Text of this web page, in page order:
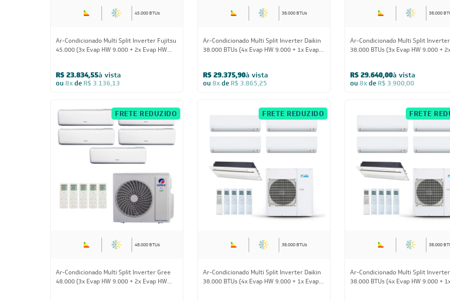
45.000 BTUs
Ar-Condicionado Multi Split Inverter Fujitsu
45.000 (3x Evap HW 9.000 + 2x Evap HW
R$ 23.834,55à vista
ou 8xde R$ 3.136,13
38.000 BTUs
Ar-Condicionado Multi Split Inverter Daikin
38.000 BTUs (4x Evap HW 9.000 + 1x Evap
R$ 29.375,90à vista
ou 8xde R$ 3.865,25
38.000
Ar-Condicionado Multi Split
38.000 BTUs (3x Evap HW 9.000 +
R$ 29.640,00à vista
ou 8xde R$ 3.900,00
FRETE REDUZIDO
48.000 BTUs
Ar-Condicionado Multi Split Inverter Gree
48.000 (3x Evap HW 9.000 + 2x Evap HW
FRETE REDUZIDO
38.000 BTUs
Ar-Condicionado Multi Split Inverter Daikin
38.000 BTUs (4x Evap HW 9.000 + 1x Evap
FRETE
38.000
Ar-Condicionado Multi Split
38.000 BTUs (4x Evap HW 9.000 +